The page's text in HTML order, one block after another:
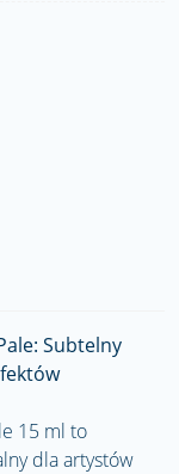
Subtelny
15 ml to
dla artystów